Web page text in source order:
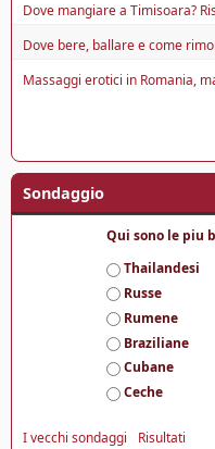
Dove mangiare a Timisoara?
Dove bere, ballare e come
Massaggi erotici in Romania,
Sondaggio
Qui sono le piu
S
c
e
l
t
e
Thailandesi
Russe
Rumene
Braziliane
Cubane
Ceche
I vecchi sondaggi Risultati